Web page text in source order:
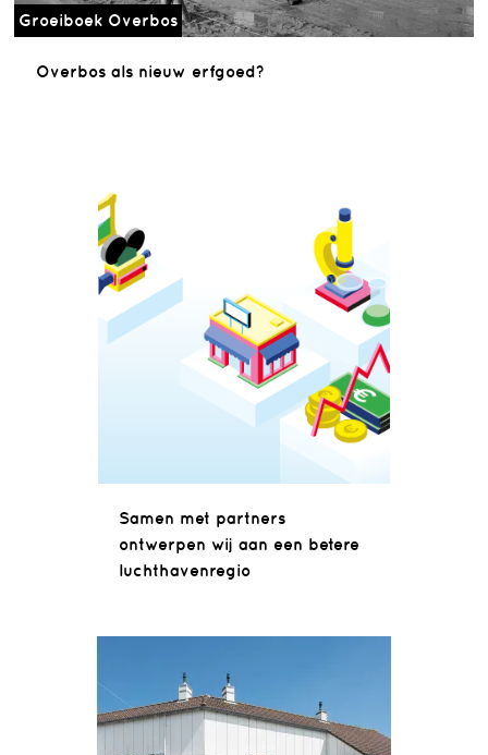
Groeiboek Overbos
Overbos als nieuw erfgoed?
Samen met partners
ontwerpen wij aan een betere
luchthavenregio